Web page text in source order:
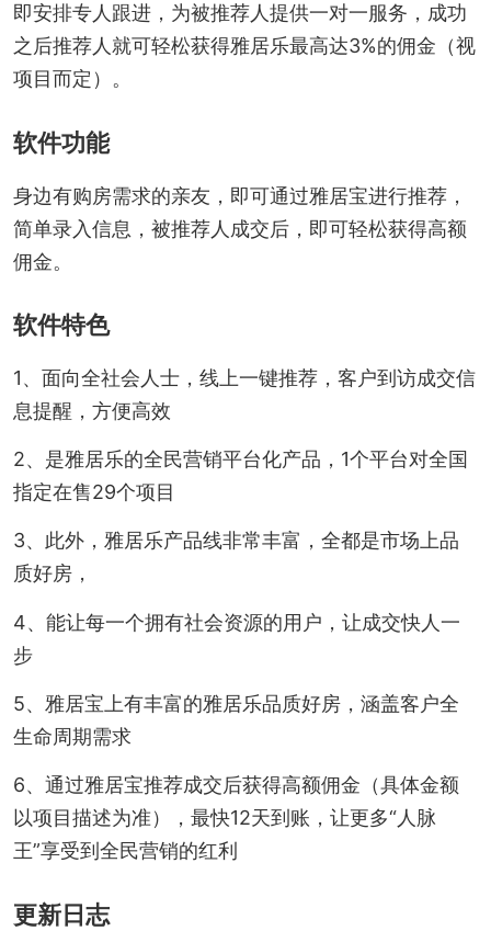
即安排专人跟进，为被推荐人提供一对一服务，成功
之后推荐人就可轻松获得雅居乐最高达3%的佣金（视
项目而定）。
软件功能
身边有购房需求的亲友，即可通过雅居宝进行推荐，
简单录入信息，被推荐人成交后，即可轻松获得高额
佣金。
软件特色
1、面向全社会人士，线上一键推荐，客户到访成交信
息提醒，方便高效
2、是雅居乐的全民营销平台化产品，1个平台对全国
指定在售29个项目
3、此外，雅居乐产品线非常丰富，全都是市场上品
质好房，
4、能让每一个拥有社会资源的用户，让成交快人一
步
5、雅居宝上有丰富的雅居乐品质好房，涵盖客户全
生命周期需求
6、通过雅居宝推荐成交后获得高额佣金（具体金额
以项目描述为准），最快12天到账，让更多“人脉
王”享受到全民营销的红利
更新日志